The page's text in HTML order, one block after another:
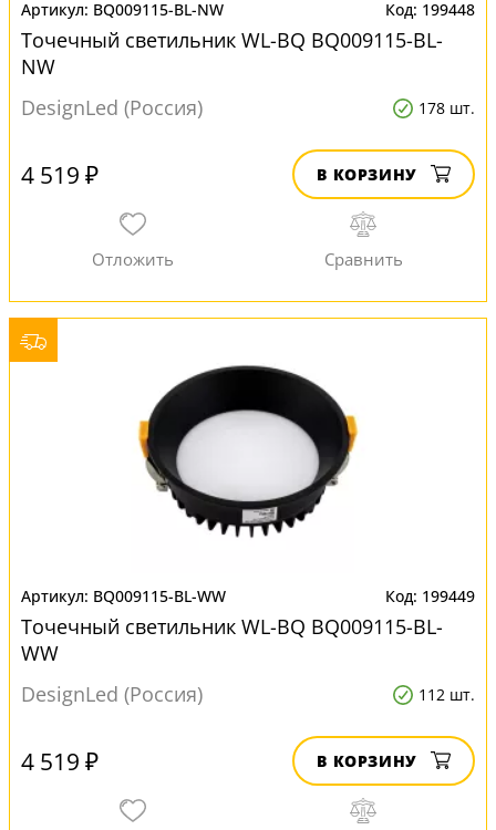
BQ009115-BL-NW 199448
Точечный светильник WL-BQ BQ009115-BL-
NW
DesignLed (Россия)
178 шт.
4 519 ₽ В КОРЗИНУ
BQ009115-BL-WW 199449
Точечный светильник WL-BQ BQ009115-BL-
WW
DesignLed (Россия)
112 шт.
4 519 ₽ В КОРЗИНУ